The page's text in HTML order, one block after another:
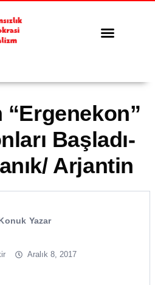
“Ergenekon”
Başladı-
Arjantin
Yazar
Aralık 8, 2017